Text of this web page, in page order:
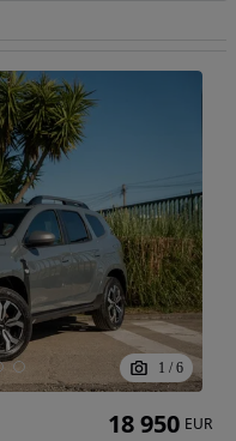
1 / 6
18 950 EUR